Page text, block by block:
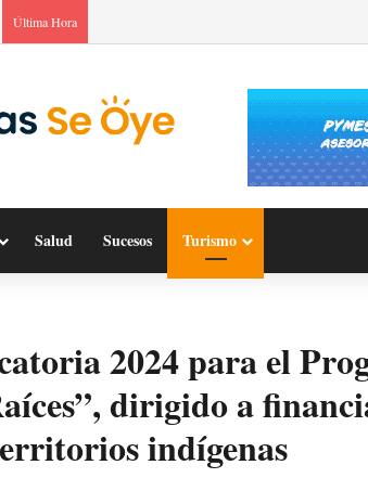
Última Hora
Salud Sucesos Turismo
2024 para el
dirigido a
indígenas